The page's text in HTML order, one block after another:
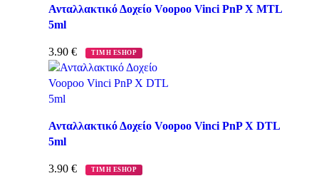
Ανταλλακτικό Δοχείο Voopoo Vinci PnP X MTL
5ml
3.90 € ΤΙΜΗ ESHOP
Ανταλλακτικό Δοχείο Voopoo Vinci PnP X DTL
5ml
3.90 € ΤΙΜΗ ESHOP